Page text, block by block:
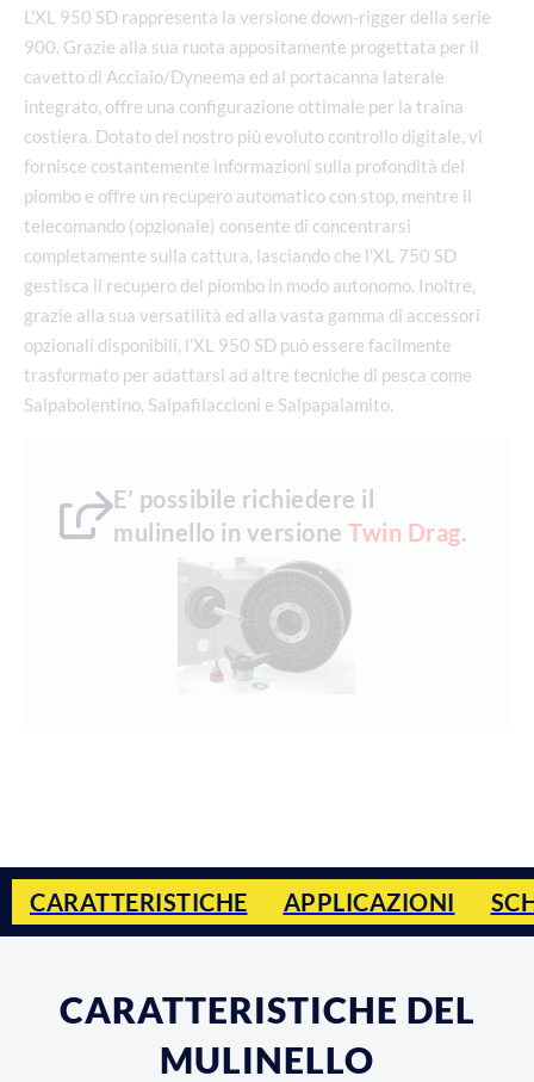
L'XL 950 SD rappresenta la versione down-rigger della serie
900. Grazie alla sua ruota appositamente progettata per il
cavetto di Acciaio/Dyneema ed al portacanna laterale
integrato, offre una configurazione ottimale per la traina
costiera. Dotato del nostro più evoluto controllo digitale, vi
fornisce costantemente informazioni sulla profondità del
piombo e offre un recupero automatico con stop, mentre il
telecomando (opzionale) consente di concentrarsi
completamente sulla cattura, lasciando che l'XL 750 SD
gestisca il recupero del piombo in modo autonomo. Inoltre,
grazie alla sua versatilità ed alla vasta gamma di accessori
opzionali disponibili, l'XL 950 SD può essere facilmente
trasformato per adattarsi ad altre tecniche di pesca come
Salpabolentino, Salpafilaccioni e Salpapalamito.
E’ possibile richiedere il
mulinello in versione Twin Drag.
CARATTERISTICHE APPLICAZIONI
CARATTERISTICHE DEL
MULINELLO